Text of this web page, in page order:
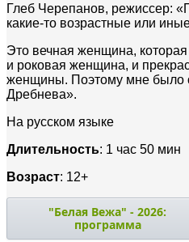
Глеб Черепанов, режиссер:
какие-то возрастные или
Это вечная женщина,
и роковая женщина, и
женщины. Поэтому мне было
Дребнева».
На русском языке
Длительность: 1 час 50 мин
Возраст: 12+
"Белая Вежа" - 2026:
программа